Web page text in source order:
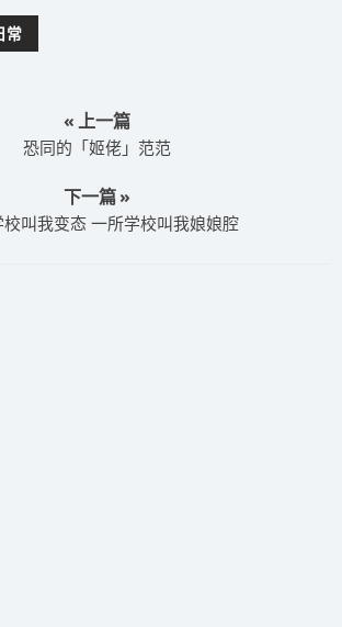
常
« 上一篇
恐同的「姬佬」范范
下一篇 »
叫我变态 一所学校叫我娘娘腔